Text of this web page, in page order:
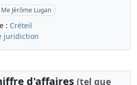
Me Jérôme Lugan
: Créteil
juridiction
d'affaires (tel que